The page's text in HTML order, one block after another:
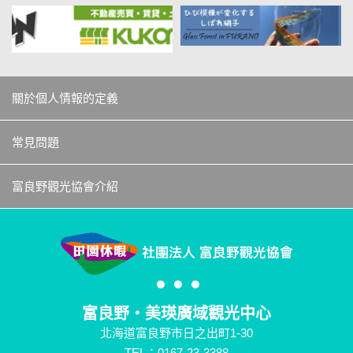
關於個人情報的定義
常見問題
富良野觀光協會介紹
富良野・美瑛廣域觀光中心
北海道富良野市日之出町1-30